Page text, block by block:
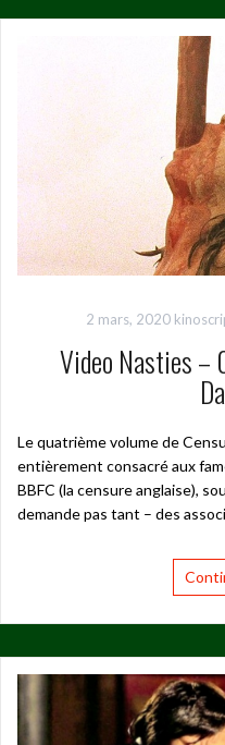
2 mars, 2020
Video Nasties –
Le quatrième volume de
entièrement consacré aux
BBFC (la censure anglaise),
demande pas tant – des